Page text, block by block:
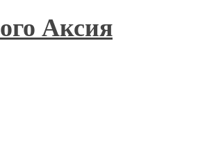
Аксия